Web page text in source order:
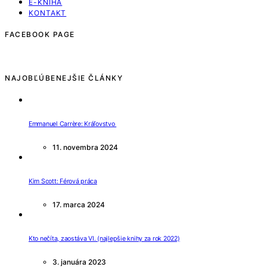
E-KNIHA
KONTAKT
FACEBOOK PAGE
NAJOBĽÚBENEJŠIE ČLÁNKY
Emmanuel Carrère: Kráľovstvo
11. novembra 2024
Kim Scott: Férová práca
17. marca 2024
Kto nečíta, zaostáva VI. (najlepšie knihy za rok 2022)
3. januára 2023